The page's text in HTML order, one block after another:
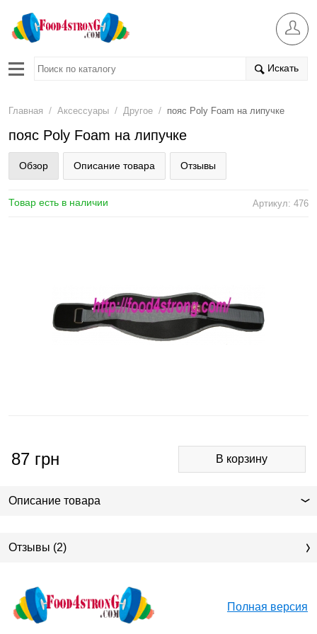
Искать
Главная / Аксессуары / Другое / пояс Poly Foam на липучке
пояс Poly Foam на липучке
Обзор Описание товара Отзывы
Товар есть в наличии Артикул: 476
87 грн
Описание товара
Отзывы (2)
Полная версия